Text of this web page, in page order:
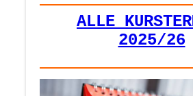
ALLE
2025/26